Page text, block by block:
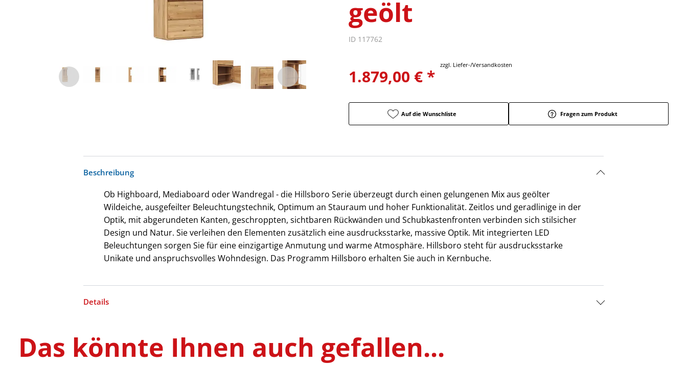
geölt
ID 117762
1.879,00 € *
zzgl. Liefer-/Versandkosten
Auf die Wunschliste Fragen zum Produkt
Beschreibung
Ob Highboard, Mediaboard oder Wandregal - die Hillsboro Serie überzeugt durch einen gelungenen Mix aus geölter
Wildeiche, ausgefeilter Beleuchtungstechnik, Optimum an Stauraum und hoher Funktionalität. Zeitlos und geradlinige in der
Optik, mit abgerundeten Kanten, geschroppten, sichtbaren Rückwänden und Schubkastenfronten verbinden sich stilsicher
Design und Natur. Sie verleihen den Elementen zusätzlich eine ausdrucksstarke, massive Optik. Mit integrierten LED
Beleuchtungen sorgen Sie für eine einzigartige Anmutung und warme Atmosphäre. Hillsboro steht für ausdrucksstarke
Unikate und anspruchsvolles Wohndesign. Das Programm Hillsboro erhalten Sie auch in Kernbuche.
Details
Das könnte Ihnen auch gefallen...